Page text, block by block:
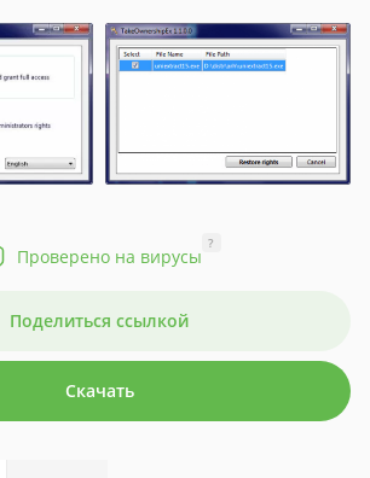
Проверено на вирусы
?
Поделиться ссылкой
Скачать